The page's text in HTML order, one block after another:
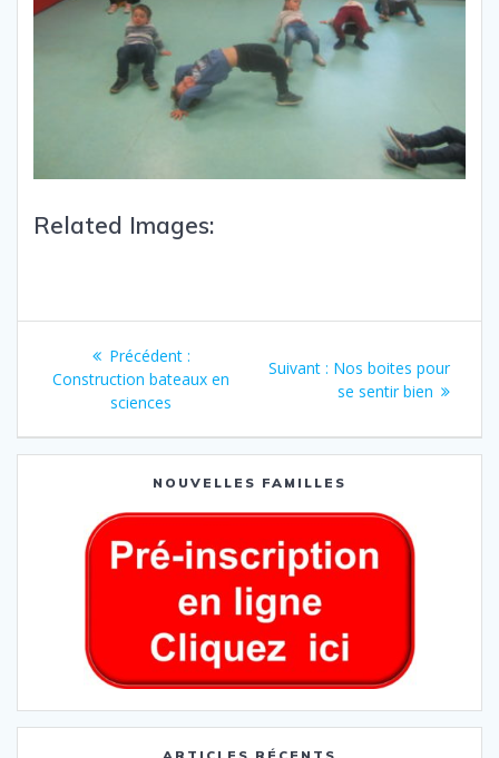
Related Images:
Précédent :
Construction bateaux en
sciences
Suivant : Nos boites pour
se sentir bien
NOUVELLES FAMILLES